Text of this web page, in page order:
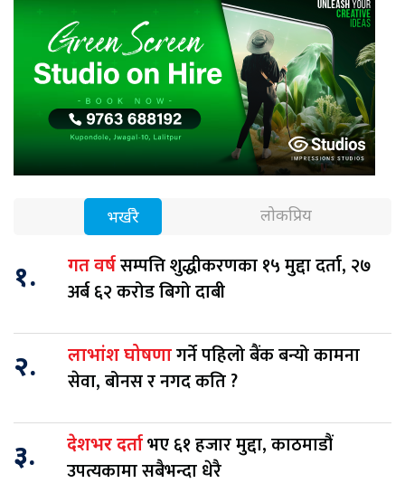
भर्खरै लोकप्रिय
१. गत वर्षसम्पत्ति शुद्धीकरणका १५ मुद्दा दर्ता, २७
अर्ब ६२ करोड बिगो दाबी
२. लाभांश घोषणागर्ने पहिलो बैंक बन्यो कामना
सेवा, बोनस र नगद कति ?
३. देशभर दर्ताभए ६१ हजार मुद्दा, काठमाडौं
उपत्यकामा सबैभन्दा धेरै